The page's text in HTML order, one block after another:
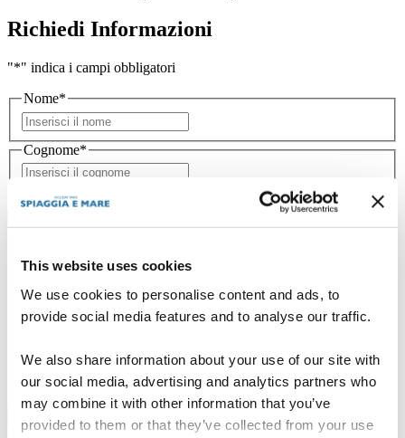
This website uses cookies
We use cookies to personalise content and ads, to
provide social media features and to analyse our traffic.
We also share information about your use of our site with
our social media, advertising and analytics partners who
may combine it with other information that you’ve
provided to them or that they’ve collected from your use
Richiedi Informazioni
"*" indica i campi obbligatori
Nome*
Cognome*
Seleziona alloggio
Mese
Anno
Data di partenza*
Mese
Adulti